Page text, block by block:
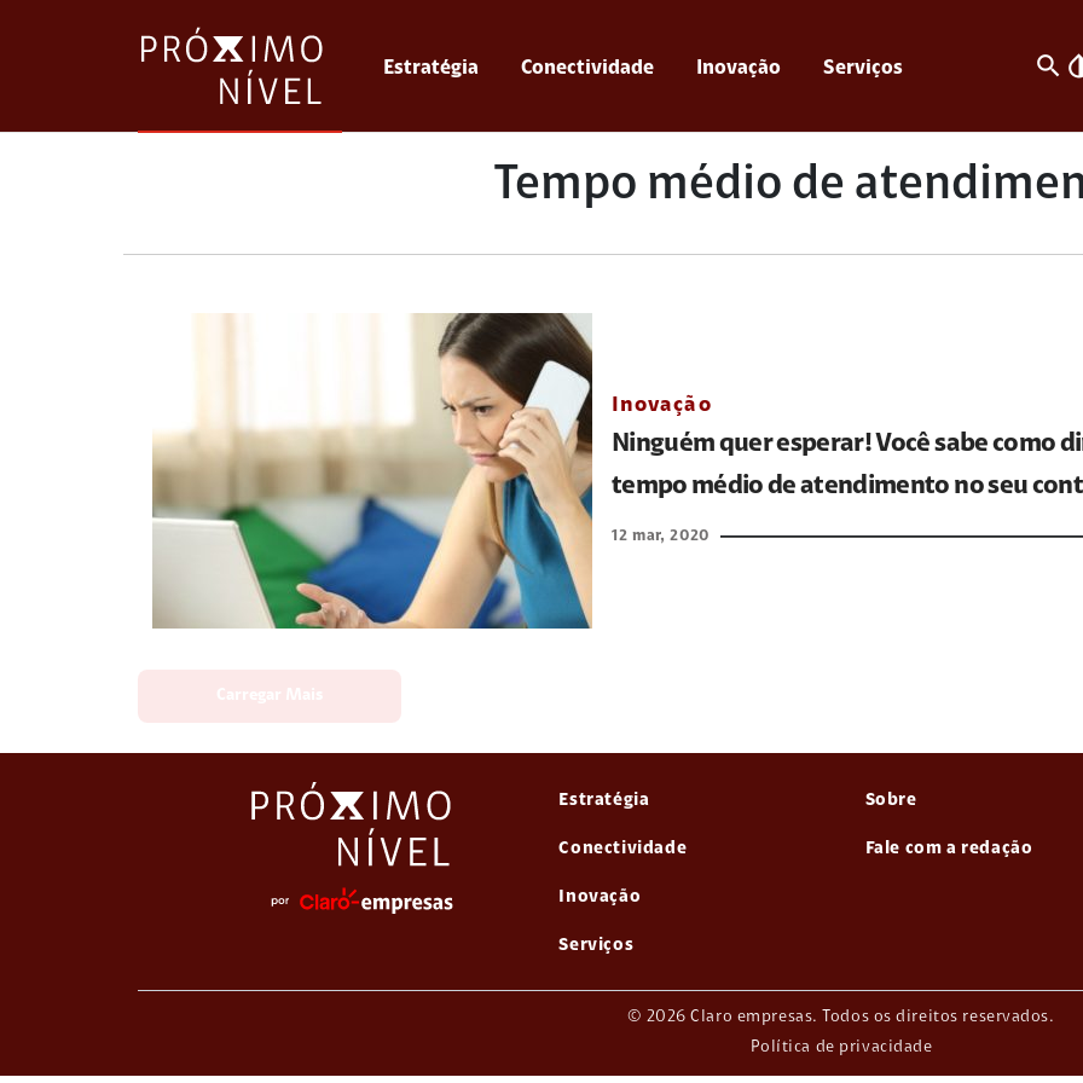
Estratégia Conectividade Inovação Serviços search
Tempo médio de
Inovação
Ninguém quer esperar! Você sabe como
tempo médio de atendimento no seu
12 mar, 2020
Estratégia
Conectividade
Inovação
Serviços
Sobre
Fale com a redação
© 2026 Claro empresas. Todos os direitos reservados.
Política de privacidade